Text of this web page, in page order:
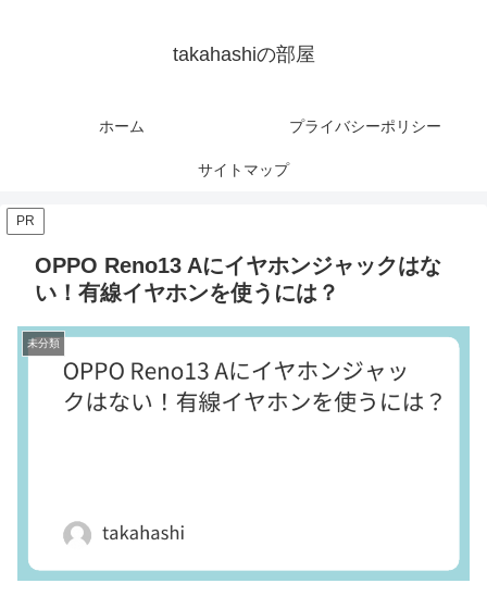
takahashiの部屋
ホーム プライバシーポリシー
サイトマップ
PR
OPPO Reno13 Aにイヤホンジャックはな
い！有線イヤホンを使うには？
未分類